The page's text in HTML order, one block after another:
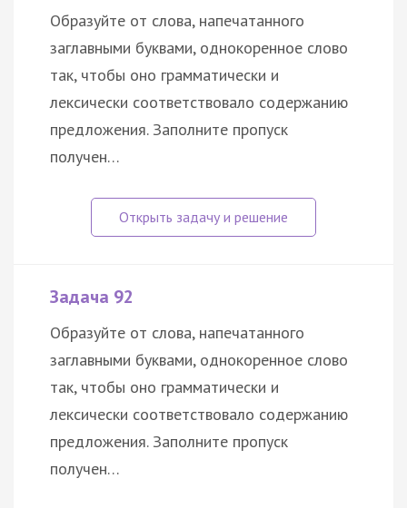
Образуйте от слова, напечатанного
заглавными буквами, однокоренное слово
так, чтобы оно грамматически и
лексически соответствовало содержанию
предложения. Заполните пропуск
получен…
Задача 92
Образуйте от слова, напечатанного
заглавными буквами, однокоренное слово
так, чтобы оно грамматически и
лексически соответствовало содержанию
предложения. Заполните пропуск
получен…